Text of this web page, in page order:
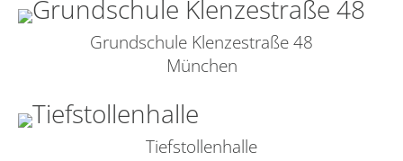
Grundschule Klenzestraße 48
München
Tiefstollenhalle